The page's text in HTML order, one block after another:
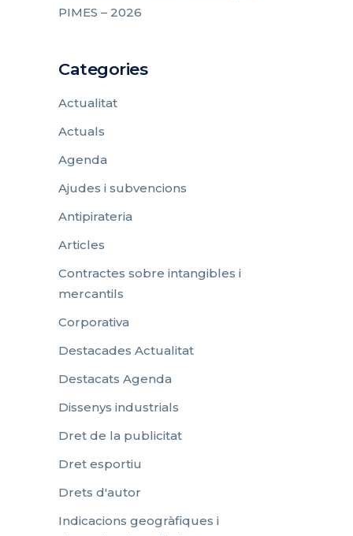
PIMES – 2026
Categories
Actualitat
Actuals
Agenda
Ajudes i subvencions
Antipirateria
Articles
Contractes sobre intangibles i
mercantils
Corporativa
Destacades Actualitat
Destacats Agenda
Dissenys industrials
Dret de la publicitat
Dret esportiu
Drets d'autor
Indicacions geogràfiques i